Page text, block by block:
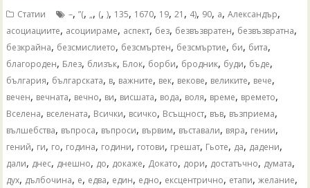
Статии –,”(, „, (,), 135, 1670, 19,21 , 4), 90, а,Александър,
асоциациите, асоциираме, аспект, без, безвъзвратен, безвъзвратна,
безкрайна, безсмислието, безсмъртен, безсмъртие, би, бита,
благороден, Блез, близък, Блок, борби, бродник, буди, бъде,
българия, българската, в, важните, век, векове, великите, вече,
вечен, вечната, вечно, ви, висшата, вода, воля, време, времето,
Вселена, вселената, Всички, всичко, Всъщност, във, възприема,
вълшебства, въпроса, въпроси, вървим, въставали, вяра, гении,
гений, ги, го, година, години, готови, грешат, Гьоте, да, дадени,
дали, днес, днешно, до, докаже, Докато, дори, достатъчно, думата,
дух, дълбочина, е, едва, един, едно, ексцентрично, етапи,желание,